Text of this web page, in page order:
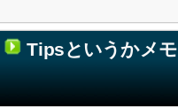
Tipsというかメモ